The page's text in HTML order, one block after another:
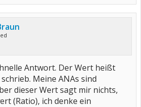
Antwort. Der Wert heißt
Meine ANAs sind
dieser Wert sagt mir nichts,
(Ratio), ich denke ein